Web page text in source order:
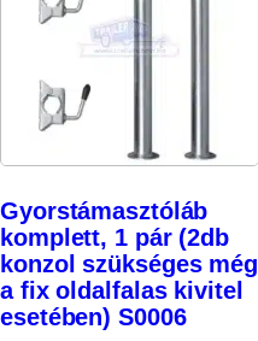
Gyorstámasztóláb
komplett, 1 pár (2db
konzol szükséges még
a fix oldalfalas kivitel
esetében) S0006